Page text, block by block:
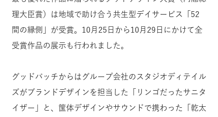
理大臣賞）は地域で助け合う共生型デイサービス「52
間の縁側」が受賞。10月25日から10月29日にかけて全
受賞作品の展示も行われました。
グッドパッチからはグループ会社のスタジオディテイル
ズがブランドデザインを担当した「リンゴだったサニタ
イザー」と、 筺体デザインやサウンドで携わった「乾太